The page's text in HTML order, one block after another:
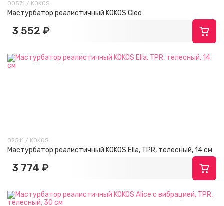
00571 / KOKOS
Мастурбатор реалистичный KOKOS Cleo
3 552 ₽
02511 / KOKOS
Мастурбатор реалистичный KOKOS Ella, TPR, телесный, 14 см
3 774 ₽